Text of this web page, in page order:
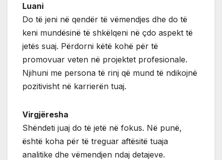
Luani
Do të jeni në qendër të vëmendjes dhe do të
keni mundësinë të shkëlqeni në çdo aspekt të
jetës suaj. Përdorni këtë kohë për të
promovuar veten në projektet profesionale.
Njihuni me persona të rinj që mund të ndikojnë
pozitivisht në karrierën tuaj.
Virgjëresha
Shëndeti juaj do të jetë në fokus. Në punë,
është koha për të treguar aftësitë tuaja
analitike dhe vëmendjen ndaj detajeve.